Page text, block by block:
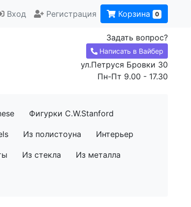
Вход Регистрация Корзина 0
Задать вопрос?
Написать в Вайбер
ул.Петруся Бровки 30
Пн-Пт 9.00 - 17.30
Фигурки C.W.Stanford
Из полистоуна Интерьер
Из стекла Из металла